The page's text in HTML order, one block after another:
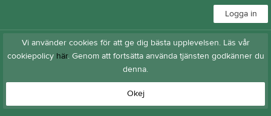
Logga in
Vi använder cookies för att ge dig bästa upplevelsen. Läs vår
cookiepolicy här. Genom att fortsätta använda tjänsten godkänner du
denna.
Okej